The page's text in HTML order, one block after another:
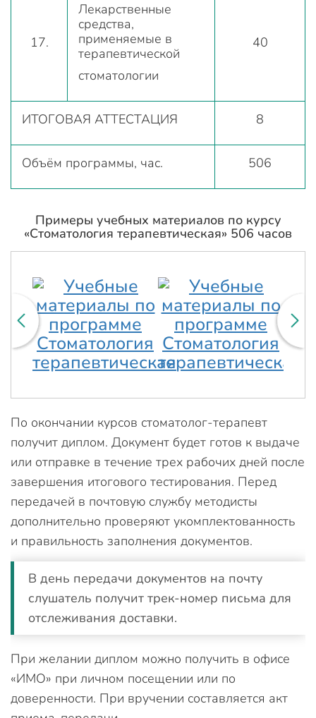
17.
Лекарственные
средства,
применяемые в
терапевтической
стоматологии
40
ИТОГОВАЯ АТТЕСТАЦИЯ 8
Объём программы, час. 506
Примеры учебных материалов по курсу
«Стоматология терапевтическая» 506 часов
По окончании курсов стоматолог-терапевт
получит диплом. Документ будет готов к выдаче
или отправке в течение трех рабочих дней после
завершения итогового тестирования. Перед
передачей в почтовую службу методисты
дополнительно проверяют укомплектованность
и правильность заполнения документов.
В день передачи документов на почту
слушатель получит трек-номер письма для
отслеживания доставки.
При желании диплом можно получить в офисе
«ИМО» при личном посещении или по
доверенности. При вручении составляется акт